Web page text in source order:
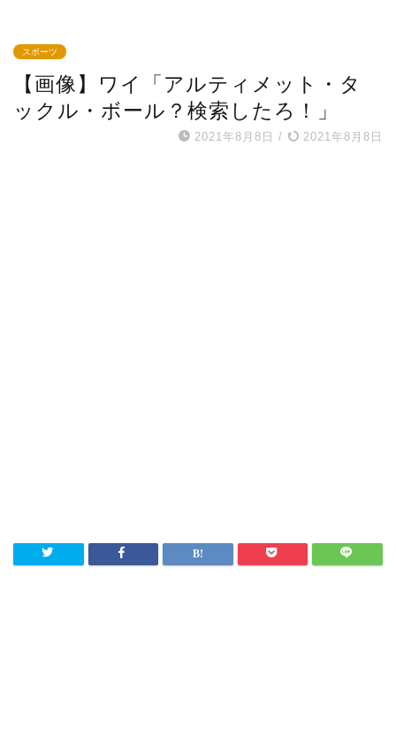
スポーツ
【画像】ワイ「アルティメット・タ
ックル・ボール？検索したろ！」
2021年8月8日 / 2021年8月8日